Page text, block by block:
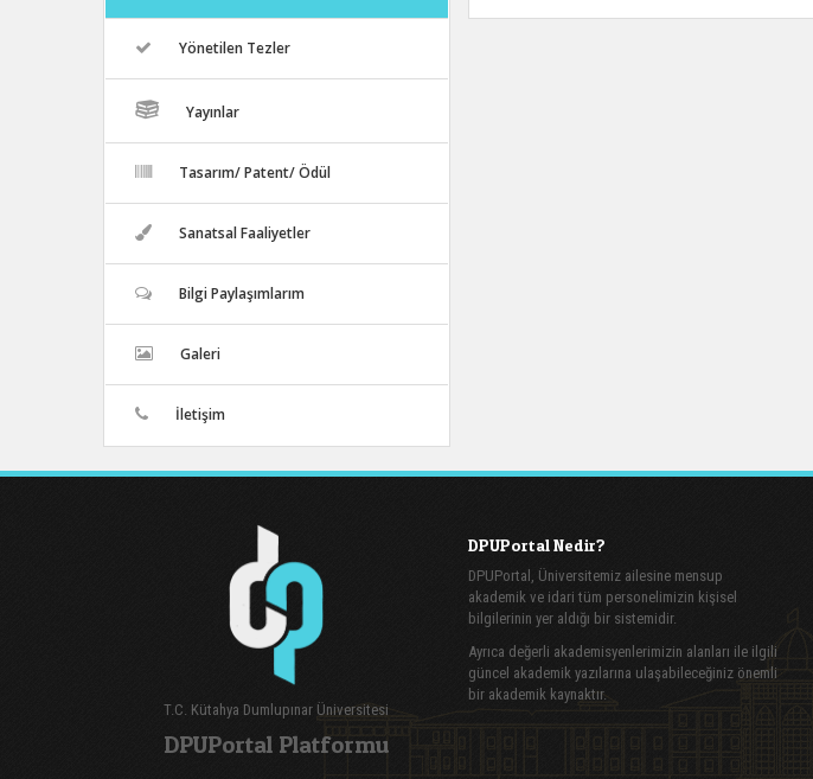
Yönetilen Tezler
Yayınlar
Tasarım/ Patent/ Ödül
Sanatsal Faaliyetler
Bilgi Paylaşımlarım
Galeri
İletişim
T.C. Kütahya Dumlupınar Üniversitesi
DPUPortal Platformu
DPUPortal Nedir?
DPUPortal, Üniversitemiz ailesine mensup
akademik ve idari tüm personelimizin kişisel
bilgilerinin yer aldığı bir sistemidir.
Ayrıca değerli akademisyenlerimizin alanları ile ilgili
güncel akademik yazılarına ulaşabileceğiniz önemli
bir akademik kaynaktır.